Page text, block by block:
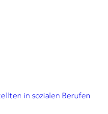
in sozialen Berufen